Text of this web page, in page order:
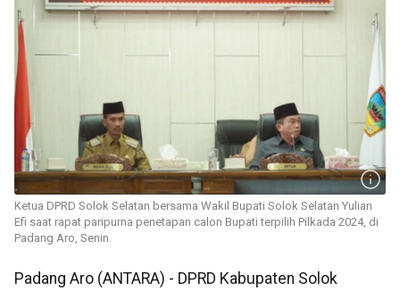
Ketua DPRD Solok Selatan bersama Wakil Bupati Solok Selatan Yulian
Efi saat rapat paripurna penetapan calon Bupati terpilih Pilkada 2024, di
Padang Aro, Senin.
Padang Aro (ANTARA) - DPRD Kabupaten Solok